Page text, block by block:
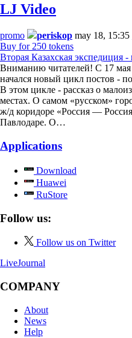
LJ Video
promo periskop may 18, 15:35
Buy for 250 tokens
Вторая Казахская экспедиция
Вниманию читателей! С 17
начался новый цикл постов -
В этом цикле - рассказ о
местах. О самом «русском»
ж/д коридоре «Россия —
Павлодаре. О…
Applications
Download
Huawei
RuStore
Follow us:
Follow us on Twitter
LiveJournal
COMPANY
About
News
Help